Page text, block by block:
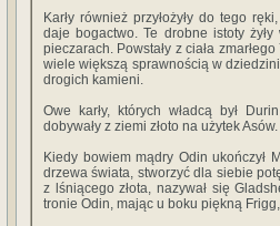
Karły również przyłożyły do tego
daje bogactwo. Te drobne istoty
pieczarach. Powstały z ciała
wiele większą sprawnością w
drogich kamieni.
Owe karły, których władcą był
dobywały z ziemi złoto na użytek Asów.
Kiedy bowiem mądry Odin ukończył
drzewa świata, stworzyć dla siebie
z lśniącego złota, nazywał się
tronie Odin, mając u boku piękną